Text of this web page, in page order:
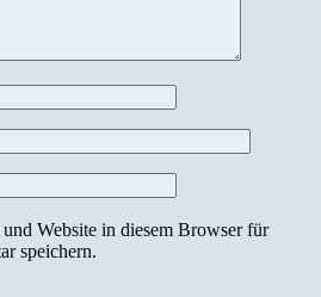
Website in diesem Browser für
speichern.